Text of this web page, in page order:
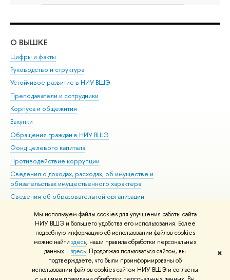
Мы используем файлы cookies для улучшения работы сайта
НИУ ВШЭ и большего удобства его использования. Более
подробную информацию об использовании файлов cookies
можно найти здесь, наши правила обработки персональных
данных –здесь. Продолжая пользоваться сайтом, вы
подтверждаете, что были проинформированы об
использовании файлов cookies сайтом НИУ ВШЭ и согласны
✖
О ВЫШКЕ
Цифры и факты
Руководство и структура
Устойчивое развитие в НИУ ВШЭ
Преподаватели и сотрудники
Корпуса и общежития
Закупки
Обращения граждан в НИУ ВШЭ
Фонд целевого капитала
Противодействие коррупции
Сведения о доходах, расходах, об имуществе и
обязательствах имущественного характера
Сведения об образовательной организации
Людям с ограниченными возможностями здоровья
Единая платежная страница
Работа в Вышке
© НИУ ВШЭ 1993–2026 Адреса и контакты Условия использования